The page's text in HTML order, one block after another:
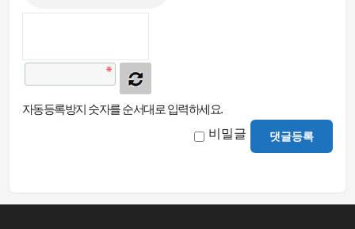
자동등록방지 숫자를 순서대로 입력하세요.
비밀글 댓글등록